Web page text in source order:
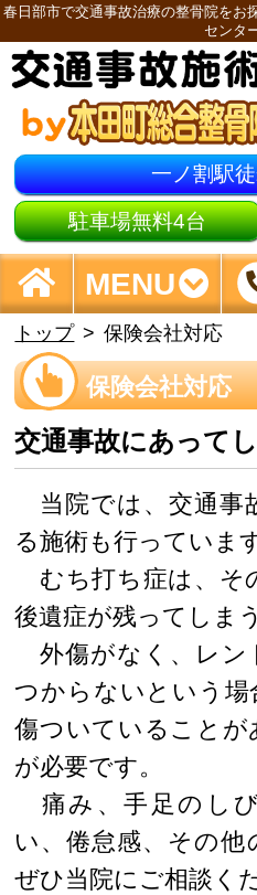
春日部市で交通事故治療の整骨院をお
センタ
一ノ割駅
駐車場無料4台
MENU
トップ 保険会社対応
保険会社対応
交通事故にあって
当院では、交通事
る施術も行っていま
むち打ち症は、そ
後遺症が残ってしま
外傷がなく、レン
つからないという場
傷ついていることが
が必要です。
痛み、手足のし
い、倦怠感、その他
ぜひ当院にご相談く